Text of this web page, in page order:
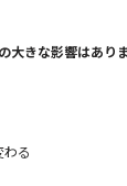
大きな影響はあり
る